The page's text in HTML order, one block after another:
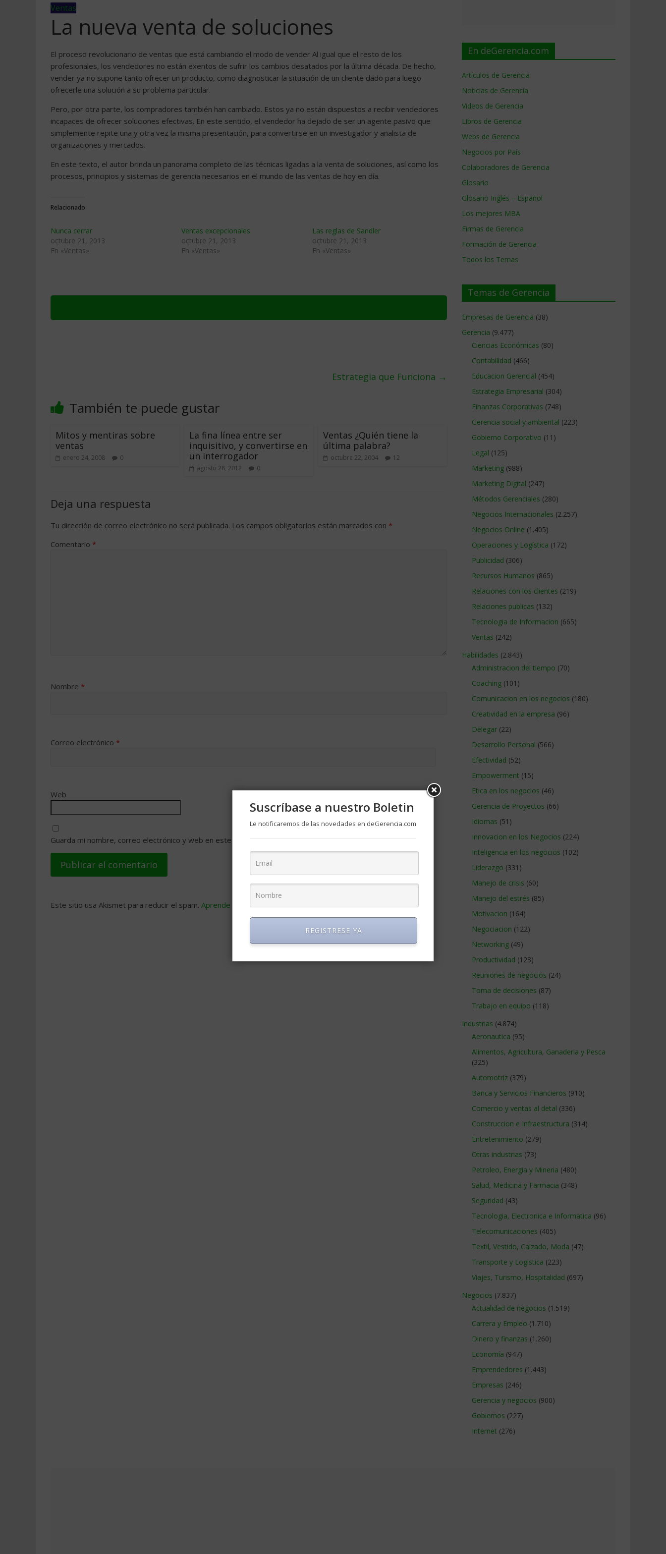
Ventas
La nueva venta de soluciones
El proceso revolucionario de ventas que está cambiando el modo de vender Al igual que el resto de los
profesionales, los vendedores no están exentos de sufrir los cambios desatados por la última década. De hecho,
vender ya no supone tanto ofrecer un producto, como diagnosticar la situación de un cliente dado para luego
ofrecerle una solución a su problema particular.
Pero, por otra parte, los compradores también han cambiado. Estos ya no están dispuestos a recibir vendedores
incapaces de ofrecer soluciones efectivas. En este sentido, el vendedor ha dejado de ser un agente pasivo que
simplemente repite una y otra vez la misma presentación, para convertirse en un investigador y analista de
organizaciones y mercados.
En este texto, el autor brinda un panorama completo de las técnicas ligadas a la venta de soluciones, así como los
procesos, principios y sistemas de gerencia necesarios en el mundo de las ventas de hoy en día.
Relacionado
Nunca cerrar
octubre 21, 2013
En «Ventas»
Ventas excepcionales
octubre 21, 2013
En «Ventas»
Las reglas de Sandler
octubre 21, 2013
En «Ventas»
Estrategia que Funciona →
También te puede gustar
Mitos y mentiras sobre
ventas
enero 24, 2008 0
La fina línea entre ser
inquisitivo, y convertirse en
un interrogador
agosto 28, 2012 0
Ventas ¿Quién tiene la
última palabra?
octubre 22, 2004 12
Deja una respuesta
Tu dirección de correo electrónico no será publicada. Los campos obligatorios están marcados con *
Comentario *
Nombre *
Correo electrónico *
Web
Guarda mi nombre, correo electrónico y web en este navegador para la próxima vez que comente.
Este sitio usa Akismet para reducir el spam. Aprende cómo se procesan los datos de tus comentarios.
En deGerencia.com
Artículos de Gerencia
Noticias de Gerencia
Videos de Gerencia
Libros de Gerencia
Webs de Gerencia
Negocios por País
Colaboradores de Gerencia
Glosario
Glosario Inglés – Español
Los mejores MBA
Firmas de Gerencia
Formación de Gerencia
Todos los Temas
Temas de Gerencia
Empresas de Gerencia (38)
Gerencia (9.477)
Ciencias Económicas (80)
Contabilidad (466)
Educacion Gerencial (454)
Estrategia Empresarial (304)
Finanzas Corporativas (748)
Gerencia social y ambiental (223)
Gobierno Corporativo (11)
Legal (125)
Marketing (988)
Marketing Digital (247)
Métodos Gerenciales (280)
Negocios Internacionales (2.257)
Negocios Online (1.405)
Operaciones y Logística (172)
Publicidad (306)
Recursos Humanos (865)
Relaciones con los clientes (219)
Relaciones publicas (132)
Tecnologia de Informacion (665)
Ventas (242)
Habilidades (2.843)
Administracion del tiempo (70)
Coaching (101)
Comunicacion en los negocios (180)
Creatividad en la empresa (96)
Delegar (22)
Desarrollo Personal (566)
Efectividad (52)
Empowerment (15)
Etica en los negocios (46)
Gerencia de Proyectos (66)
Idiomas (51)
Innovacion en los Negocios (224)
Inteligencia en los negocios (102)
Liderazgo (331)
Manejo de crisis (60)
Manejo del estrés (85)
Motivacion (164)
Negociacion (122)
Networking (49)
Productividad (123)
Reuniones de negocios (24)
Toma de decisiones (87)
Trabajo en equipo (118)
Industrias (4.874)
Aeronautica (95)
Alimentos, Agricultura, Ganaderia y Pesca
(325)
Automotriz (379)
Banca y Servicios Financieros (910)
Comercio y ventas al detal (336)
Construccion e Infraestructura (314)
Entretenimiento (279)
Otras industrias (73)
Petroleo, Energia y Mineria (480)
Salud, Medicina y Farmacia (348)
Seguridad (43)
Tecnologia, Electronica e Informatica (96)
Telecomunicaciones (405)
Textil, Vestido, Calzado, Moda (47)
Transporte y Logistica (223)
Viajes, Turismo, Hospitalidad (697)
Negocios (7.837)
Actualidad de negocios (1.519)
Carrera y Empleo (1.710)
Dinero y finanzas (1.260)
Economía (947)
Emprendedores (1.443)
Empresas (246)
Gerencia y negocios (900)
Gobiernos (227)
Internet (276)
Suscríbase a nuestro Boletin
Le notificaremos de las novedades en deGerencia.com
REGISTRESE YA